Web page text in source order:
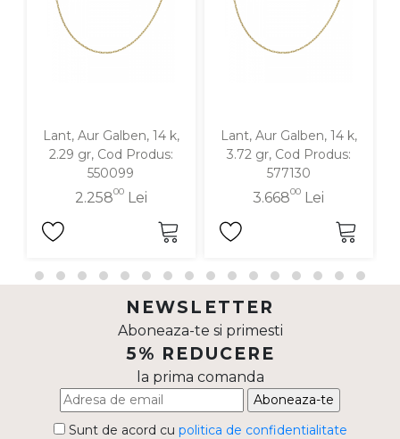
Lant, Aur Galben, 14 k,
2.29 gr, Cod Produs:
550099
2.25800Lei
Lant, Aur Galben, 14 k,
3.72 gr, Cod Produs:
577130
3.66800 Lei
NEWSLETTER
Aboneaza-te si primesti
5% REDUCERE
la prima comanda
Aboneaza-te
Sunt de acord cu politica de confidentialitate